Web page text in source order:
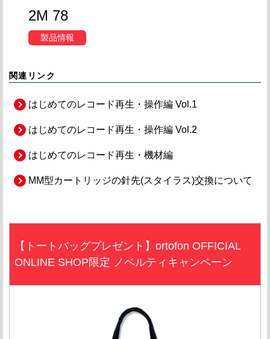
2M 78
製品情報
関連リンク
はじめてのレコード再生・操作編 Vol.1
はじめてのレコード再生・操作編 Vol.2
はじめてのレコード再生・機材編
MM型カートリッジの針先(スタイラス)交換について
【トートバッグプレゼント】ortofon OFFICIAL
ONLINE SHOP限定 ノベルティキャンペーン